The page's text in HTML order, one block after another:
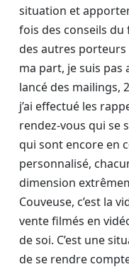
situation et
fois des conseils
des autres porteurs
ma part, je suis pas
lancé des mailings,
j’ai effectué les
rendez-vous qui se
qui sont encore en
personnalisé,
dimension
Couveuse, c’est la
vente filmés en
de soi. C’est une
de se rendre